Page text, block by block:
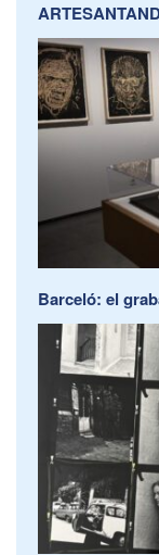
Barceló: el